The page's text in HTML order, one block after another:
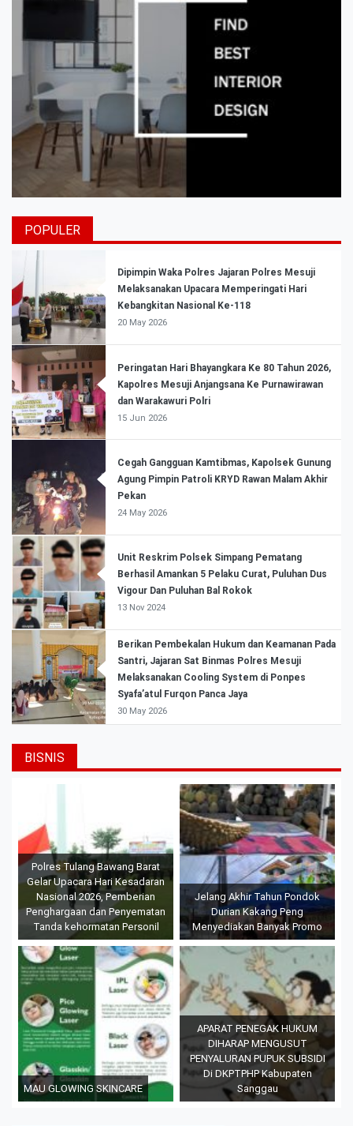
POPULER
Dipimpin Waka Polres Jajaran Polres Mesuji
Melaksanakan Upacara Memperingati Hari
Kebangkitan Nasional Ke-118
20 May 2026
Peringatan Hari Bhayangkara Ke 80 Tahun 2026,
Kapolres Mesuji Anjangsana Ke Purnawirawan
dan Warakawuri Polri
15 Jun 2026
Cegah Gangguan Kamtibmas, Kapolsek Gunung
Agung Pimpin Patroli KRYD Rawan Malam Akhir
Pekan
24 May 2026
Unit Reskrim Polsek Simpang Pematang
Berhasil Amankan 5 Pelaku Curat, Puluhan Dus
Vigour Dan Puluhan Bal Rokok
13 Nov 2024
Berikan Pembekalan Hukum dan Keamanan Pada
Santri, Jajaran Sat Binmas Polres Mesuji
Melaksanakan Cooling System di Ponpes
Syafa’atul Furqon Panca Jaya
30 May 2026
BISNIS
Polres Tulang Bawang Barat
Gelar Upacara Hari Kesadaran
Nasional 2026, Pemberian
Penghargaan dan Penyematan
Tanda kehormatan Personil
Jelang Akhir Tahun Pondok
Durian Kakang Peng
Menyediakan Banyak Promo
MAU GLOWING SKINCARE
APARAT PENEGAK HUKUM
DIHARAP MENGUSUT
PENYALURAN PUPUK SUBSIDI
Di DKPTPHP Kabupaten
Sanggau